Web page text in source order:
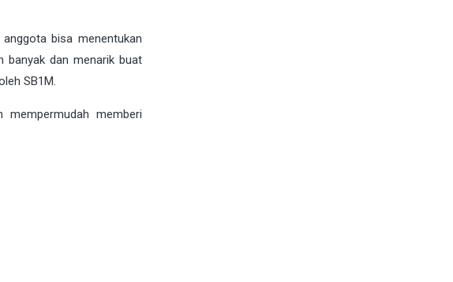
bisa menentukan
banyak dan menarik buat
SB1M.
memberi